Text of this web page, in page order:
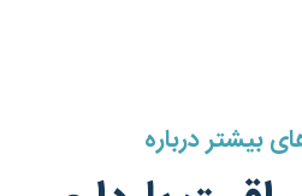
بیشتر درباره